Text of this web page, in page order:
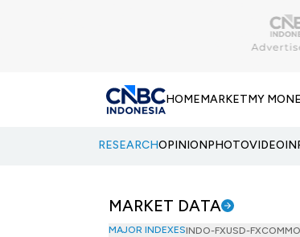
HOMEMARKETMY
RESEARCHOPINIONPHOTOVIDEO
MARKET DATA
MAJOR INDEXESINDO-FXUSD-FX